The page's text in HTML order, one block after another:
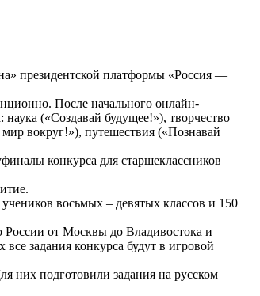
президентской платформы «Россия —
После начального онлайн-
(«Создавай будущее!»), творчество
вокруг!»), путешествия («Познавай
конкурса для старшеклассников
восьмых – девятых классов и 150
России от Москвы до Владивостока и
задания конкурса будут в игровой
них подготовили задания на русском